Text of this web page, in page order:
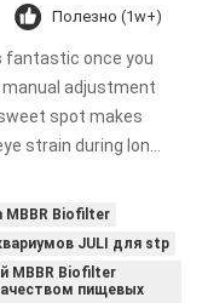
Полезно (1w+)
fantastic once you
manual adjustment
spot makes
strain during long
visual clarity is
IPD correctly. The
and finding that
No more
MBBR Biofilter
JULI для stp
MBBR Biofilter
пищевых